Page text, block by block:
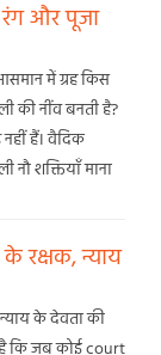
रंग और पूजा
में ग्रह किस
की नींव बनती है?
हैं। वैदिक
नौ शक्तियाँ माना
रक्षक, न्याय
के देवता की